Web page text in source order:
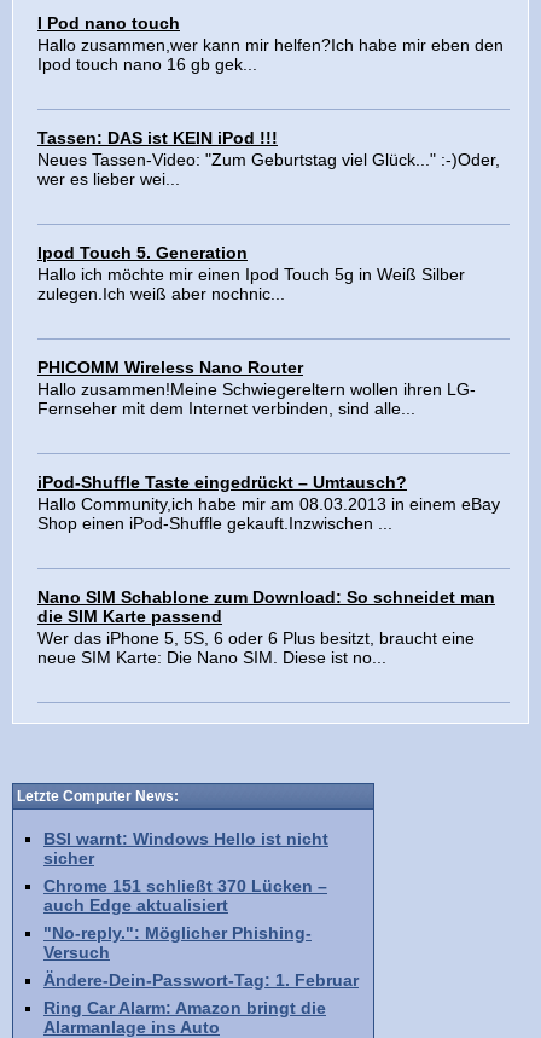
I Pod nano touch
Hallo zusammen,wer kann mir helfen?Ich habe mir eben den
Ipod touch nano 16 gb gek...
Tassen: DAS ist KEIN iPod !!!
Neues Tassen-Video: "Zum Geburtstag viel Glück..." :-)Oder,
wer es lieber wei...
Ipod Touch 5. Generation
Hallo ich möchte mir einen Ipod Touch 5g in Weiß Silber
zulegen.Ich weiß aber nochnic...
PHICOMM Wireless Nano Router
Hallo zusammen!Meine Schwiegereltern wollen ihren LG-
Fernseher mit dem Internet verbinden, sind alle...
iPod-Shuffle Taste eingedrückt – Umtausch?
Hallo Community,ich habe mir am 08.03.2013 in einem eBay
Shop einen iPod-Shuffle gekauft.Inzwischen ...
Nano SIM Schablone zum Download: So schneidet man
die SIM Karte passend
Wer das iPhone 5, 5S, 6 oder 6 Plus besitzt, braucht eine
neue SIM Karte: Die Nano SIM. Diese ist no...
Letzte Computer News:
BSI warnt: Windows Hello ist nicht
sicher
Chrome 151 schließt 370 Lücken –
auch Edge aktualisiert
"No-reply.": Möglicher Phishing-
Versuch
Ändere-Dein-Passwort-Tag: 1. Februar
Ring Car Alarm: Amazon bringt die
Alarmanlage ins Auto